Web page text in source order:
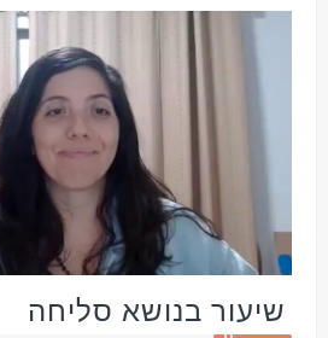
שיעור בנושא סליחה